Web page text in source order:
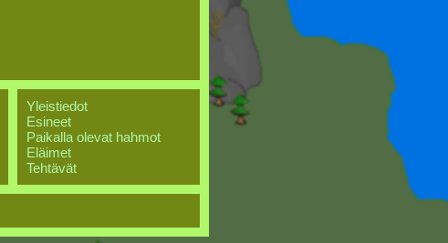
Yleistiedot
Esineet
Paikalla olevat hahmot
Eläimet
Tehtävät